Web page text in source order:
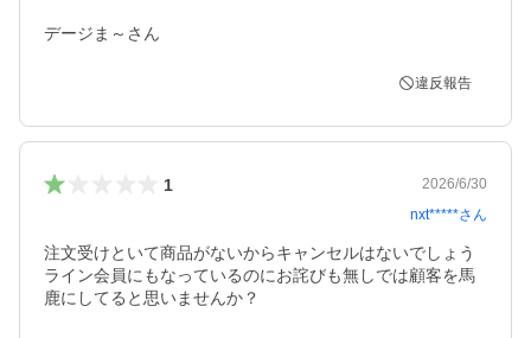
デージま～さん
違反報告
1
2026/6/30
nxt*****さん
注文受けといて商品がないからキャンセルはないでしょう
ライン会員にもなっているのにお詫びも無しでは顧客を馬
鹿にしてると思いませんか？